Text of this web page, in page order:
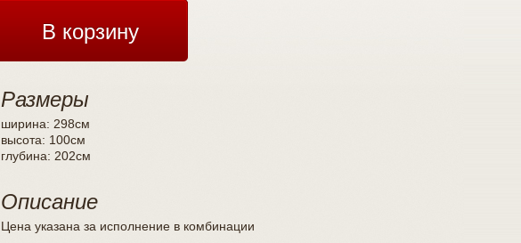
В корзину
Размеры
ширина: 298см
высота: 100см
глубина: 202см
Описание
Цена указана за исполнение в комбинации